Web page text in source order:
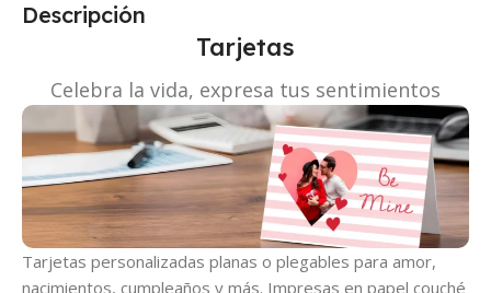
Descripción
Tarjetas
Celebra la vida, expresa tus sentimientos
Tarjetas personalizadas planas o plegables para amor,
nacimientos, cumpleaños y más. Impresas en papel couché